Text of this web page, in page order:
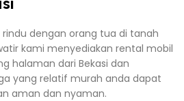
dengan orang tua di tanah
kami menyediakan rental mobil
halaman dari Bekasi dan
yang relatif murah anda dapat
aman dan nyaman.